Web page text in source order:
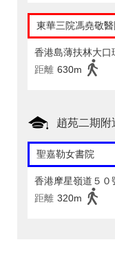
東華三院馮堯敬
香港島薄扶林大口
距離 630m
趙苑二期附
聖嘉勒女書院
香港摩星嶺道５０
距離 320m